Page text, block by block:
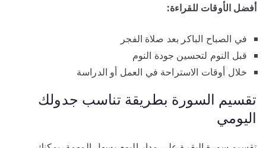
أفضل الأوقات للقراءة:
في الصباح الباكر بعد صلاة الفجر
قبل النوم لتحسين جودة النوم
خلال أوقات الاستراحة في العمل أو الدراسة
تقسيم السورة بطريقة تناسب جدولك
اليومي